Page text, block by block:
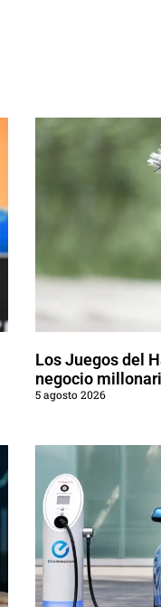
Los Juegos del
negocio
5 agosto 2026